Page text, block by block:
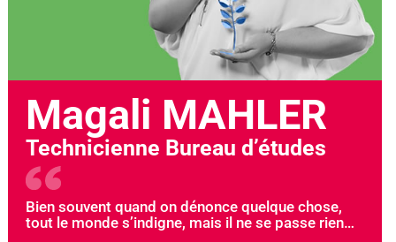
Magali MAHLER
Technicienne Bureau d’études
Bien souvent quand on dénonce quelque chose,
tout le monde s’indigne, mais il ne se passe rien…